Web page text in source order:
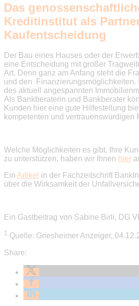
Das
Kreditinstitut als
Kaufentscheidung
Der Bau eines Hauses oder der
eine Entscheidung mit großer
Art. Denn ganz am Anfang steht die
und den Finanzierungsmöglichkeiten.
des aktuell angespannten
Als Bankberaterin und Bankberater
Kunden hier eine gute Hilfestellung
kompetenten und vertrauenswürdigen
Welche Möglichkeiten es gibt, Ihre
zu unterstützen, haben wir Ihnen hier
Ein Artikel in der Fachzeitschrift
über die Wirksamkeit der
Ein Gastbeitrag von Sabine Birli, DG
1 Quelle: Griesheimer Anzeiger,
Share: